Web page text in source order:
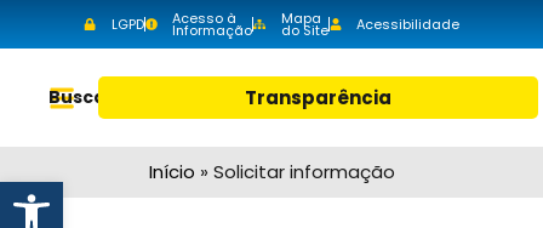
Abrir a barra de ferramentas
LGPD Acesso à
Informação
Mapa
do Site Acessibilidade
Buscar Transparência
Início » Solicitar informação